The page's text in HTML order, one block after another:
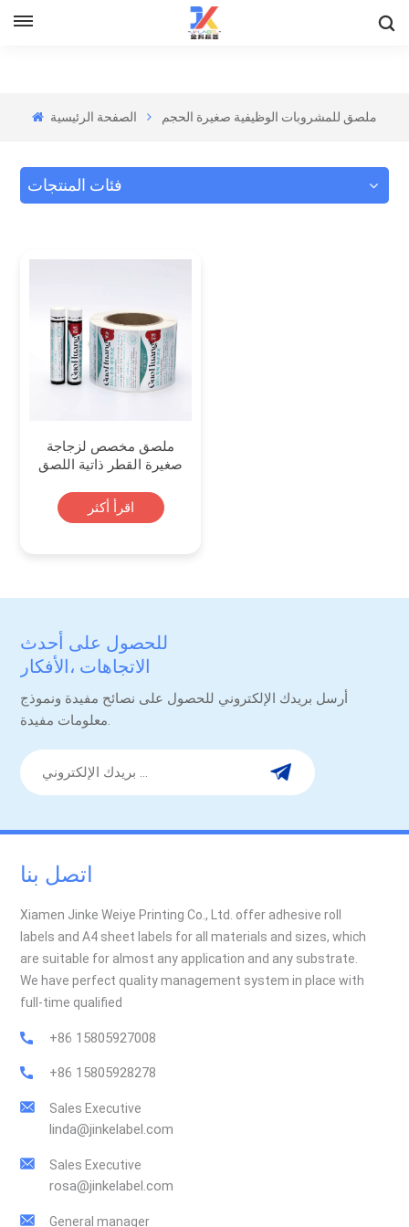
الصفحة الرئيسية ملصق للمشروبات الوظيفية صغيرة الحجم
فئات المنتجات
ملصق مخصص لزجاجة
صغيرة القطر ذاتية اللصق
والمشروبات
اقرأ أكثر
للحصول على أحدث
الاتجاهات ،الأفكار
أرسل بريدك الإلكتروني للحصول على نصائح مفيدة ونموذج
معلومات مفيدة.
اتصل بنا
Xiamen Jinke Weiye Printing Co., Ltd. offer adhesive roll
labels and A4 sheet labels for all materials and sizes, which
are suitable for almost any application and any substrate.
We have perfect quality management system in place with
full-time qualified
+86 15805927008
+86 15805928278
Sales Executive
linda@jinkelabel.com
Sales Executive
rosa@jinkelabel.com
General manager